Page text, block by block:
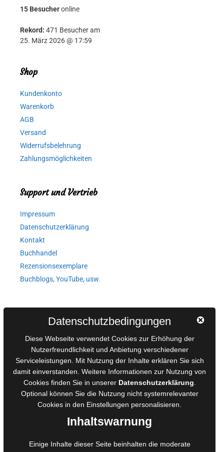
15 Besucheronline
Rekord: 471 Besucher am
25. März 2026 @ 17:59
Shop
Kundenkonto
Warenkorb
AGB
Versand
Widerrufsbelehrung
Zahlungsmöglichkeiten
Support und Vertrieb
Impressum
Datenschutzerklärung
Kontakt
Buchhandel
Rezensionsexemplare
Buchblogs, YouTube, usw.
AGB für Medienprojekte
Online-Artikel
Manuskripte einreichen
Ausschreibungen
Belegexemplare
Eigenbedarfsexemplare
Datenschutzbedingungen
Diese Webseite verwendet Cookies zur Erhöhung der
Nutzerfreundlichkeit und Anbietung verschiedener
Serviceleistungen. Mit Nutzung der Inhalte erklären Sie sich
damit einverstanden. Weitere Informationen zur Nutzung von
Cookies finden Sie in unserer Datenschutzerklärung
Optional können Sie die Nutzung nicht systemrelevanter
Cookies in den Einstellungen personalisieren.
Inhaltswarnung
Einige Inhalte dieser Seite beinhalten die moderate